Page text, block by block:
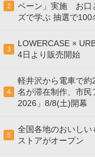
2
ペーン」実施 お口
ズで学ぶ 抽選で
3
LOWERCASE ×
4日より販売開始
4
軽井沢から電車で
名が滞在制作、市
2026」8/8(土)開幕
5
全国各地のおいし
ストアがオープン